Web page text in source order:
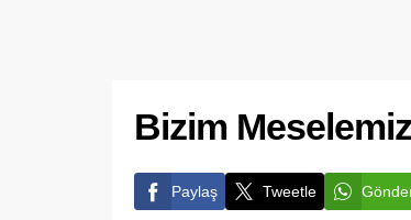
Bizim
Paylaş Tweetle